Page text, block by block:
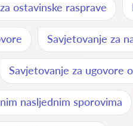
ostavinske rasprave
Savjetovanje za
Savjetovanje za ugovore
nasljednim sporovima